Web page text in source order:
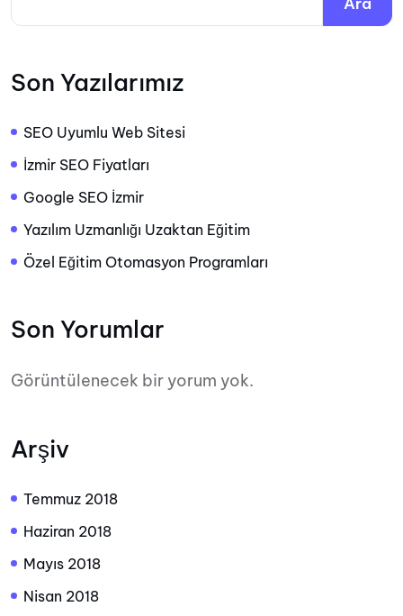
Son Yazılarımız
SEO Uyumlu Web Sitesi
İzmir SEO Fiyatları
Google SEO İzmir
Yazılım Uzmanlığı Uzaktan Eğitim
Özel Eğitim Otomasyon Programları
Son Yorumlar
Görüntülenecek bir yorum yok.
Arşiv
Temmuz 2018
Haziran 2018
Mayıs 2018
Nisan 2018